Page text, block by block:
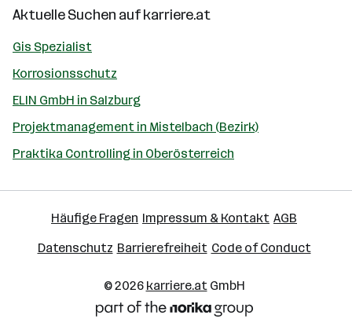
Aktuelle Suchen aufkarriere.at
Gis Spezialist
Korrosionsschutz
ELIN GmbH in Salzburg
Projektmanagement in Mistelbach (Bezirk)
Praktika Controlling in Oberösterreich
Häufige Fragen Impressum & Kontakt AGB
Datenschutz Barrierefreiheit Code of Conduct
© 2026 karriere.atGmbH